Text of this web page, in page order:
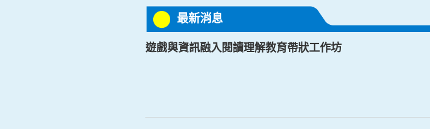
最新消息
遊戲與資訊融入閱讀理解教育帶狀工作坊